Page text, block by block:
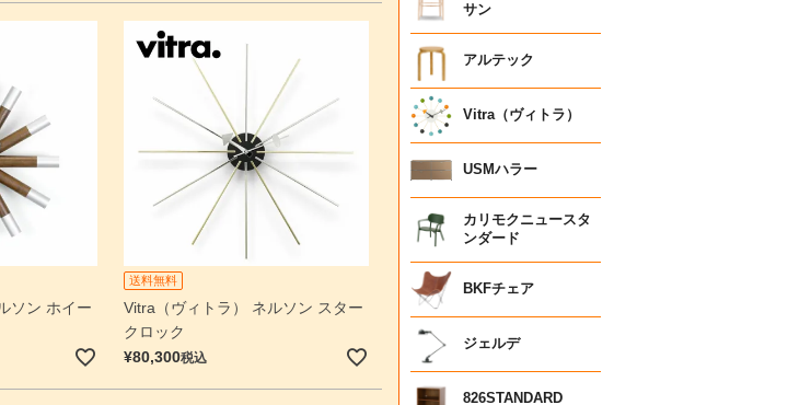
ソン ホイー
送料無料
Vitra（ヴィトラ） ネルソン スター
クロック
¥80,300税込
サン
アルテック
Vitra（ヴィトラ）
USMハラー
カリモクニュースタ
ンダード
BKFチェア
ジェルデ
826STANDARD